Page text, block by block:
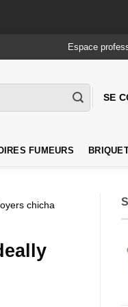
Espace
SE
FUMEURS
chicha